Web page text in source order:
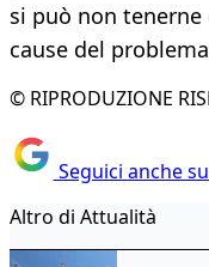
si può non
cause del
© RIPRODUZIONE
Seguici anche
Altro di Attualità